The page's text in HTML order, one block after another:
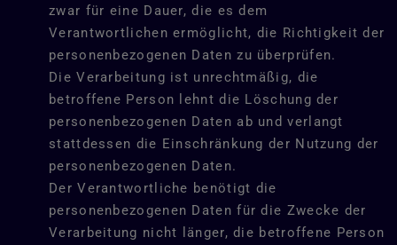
zwar für eine Dauer, die es dem
Verantwortlichen ermöglicht, die Richtigkeit der
personenbezogenen Daten zu überprüfen.
Die Verarbeitung ist unrechtmäßig, die
betroffene Person lehnt die Löschung der
personenbezogenen Daten ab und verlangt
stattdessen die Einschränkung der Nutzung der
personenbezogenen Daten.
Der Verantwortliche benötigt die
personenbezogenen Daten für die Zwecke der
Verarbeitung nicht länger, die betroffene Person